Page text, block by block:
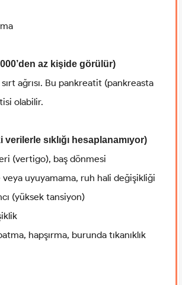
az kişide görülür)
ağrısı. Bu pankreatit (pankreasta
olabilir.
sıklığı hesaplanamıyor)
(vertigo), baş dönmesi
uyuyamama, ruh hali değişikliği
(yüksek tansiyon)
hapşırma, burunda tıkanıklık